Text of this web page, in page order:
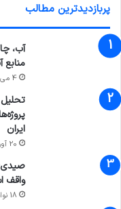
پربازدیدترین مطالب
آب،
4 می 2025
ایران
20 آوریل 2025
صیدی:
واقف
18 نوامبر 2024